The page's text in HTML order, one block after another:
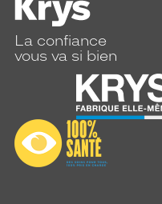
La confiance
vous va si bien